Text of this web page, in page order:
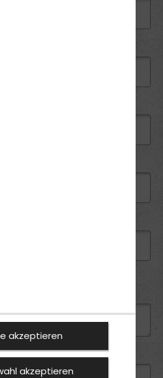
besitze ich seit
akzeptieren
akzeptieren